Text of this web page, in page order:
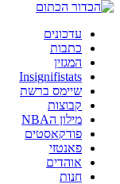
עדכונים
כתבות
המגזין
Insignifistats
שיימס ברשת
קבוצות
מילון הNBA
פודקאסטים
פאנטזי
אוהדים
חנות